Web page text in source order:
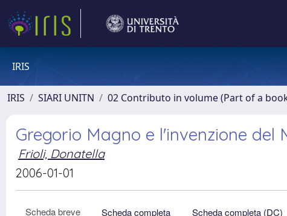
IRIS
IRIS SIARI UNITN 02 Contributo in volume (Part of a
Gregorio Magno e l'invenzione del
Frioli, Donatella
2006-01-01
Scheda breve Scheda completa Scheda completa (DC)